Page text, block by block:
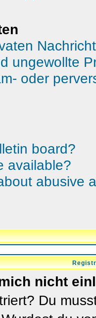
ungewollte
oder
board?
available?
abusive
nicht
Du